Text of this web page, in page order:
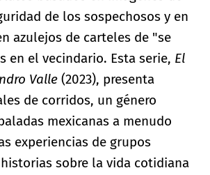
de los sospechosos y en
azulejos de carteles de "se
en el vecindario. Esta serie, El
Valle (2023), presenta
de corridos, un género
mexicanas a menudo
experiencias de grupos
sobre la vida cotidiana